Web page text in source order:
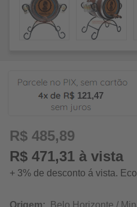
121,47
R$ 485,89
R$ 471,31 à vista
+ 3% de desconto á vista.